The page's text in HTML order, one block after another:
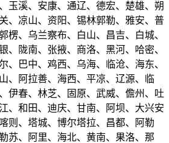
玉溪、安康、通辽、德宏、楚雄、朔
、凉山、资阳、锡林郭勒、雅安、普
楞、乌兰察布、白山、昌吉、白城、
、陇南、张掖、商洛、黑河、哈密、
、巴中、鸡西、乌海、临沧、海东、
、阿拉善、海西、平凉、辽源、临
伊春、林芝、固原、武威、儋州、吐
、和田、迪庆、甘南、阿坝、大兴安
则、塔城、博尔塔拉、昌都、阿勒
苏、阿里、海北、黄南、果洛、那